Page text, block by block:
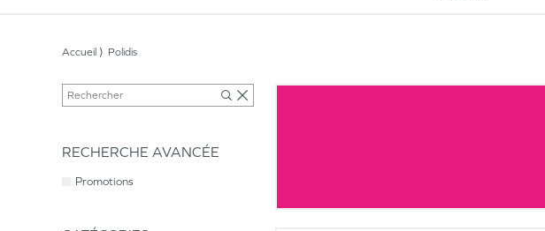
Accueil Polidis
RECHERCHE AVANCÉE
Promotions